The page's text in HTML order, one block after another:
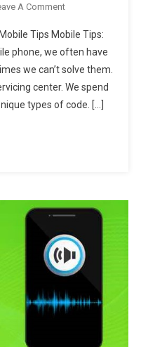
A CommentOn
The
Secret
Codes
Of
Android
Tips Mobile Tips:
phone, we often have
we can’t solve them.
center. We spend
types of code. […]